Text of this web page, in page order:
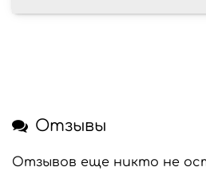
Отзывы
Отзывов еще никто не